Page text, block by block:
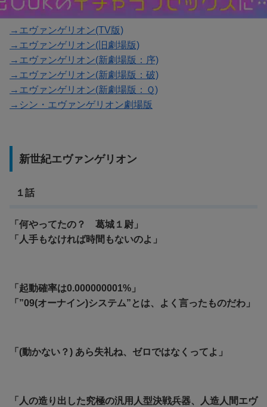
→エヴァンゲリオン(TV版)
→エヴァンゲリオン(旧劇場版)
→エヴァンゲリオン(新劇場版：序)
→エヴァンゲリオン(新劇場版：破)
→エヴァンゲリオン(新劇場版：Ｑ)
→シン・エヴァンゲリオン劇場版
新世紀エヴァンゲリオン
１話
「何やってたの？ 葛城１尉」
「人手もなければ時間もないのよ」
「起動確率は0.000000001%」
「”09(オーナイン)システム”とは、よく言ったものだわ」
「(動かない？) あら失礼ね、ゼロではなくってよ」
「人の造り出した究極の汎用人型決戦兵器、人造人間エヴ